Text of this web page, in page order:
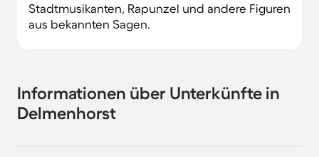
Stadtmusikanten, Rapunzel und andere Figuren
aus bekannten Sagen.
Informationen über Unterkünfte in
Delmenhorst